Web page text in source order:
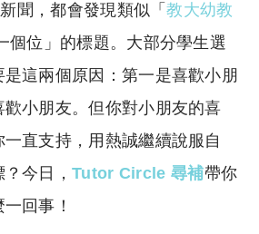
p
y
Li
n
k
at
s
A
p
p
聞，都會發現類似「教大幼教
個位」的標題。大部分學生選
這兩個原因：第一是喜歡小朋
小朋友。但你對小朋友的喜
直支持，用熱誠繼續說服自
？今日，Tutor Circle 尋補帶你
回事！